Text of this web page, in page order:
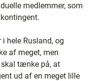
medlemmer, som
i hele Rusland, og
af meget, men
tænke på, at
ud af en meget lille